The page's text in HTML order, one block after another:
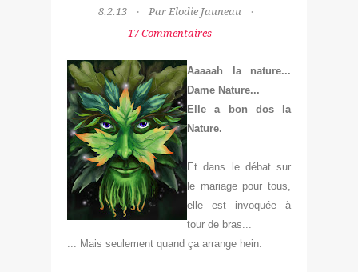
8.2.13
Par Elodie Jauneau
17 Commentaires
Aaaaah
la nature...
Dame Nature...
Ellea bon dos la
Nature.
Et dans le débat sur
e mariage pour tous,
elle est invoquée à
tour de bras
... Mais seulement quand ça arrange hein.